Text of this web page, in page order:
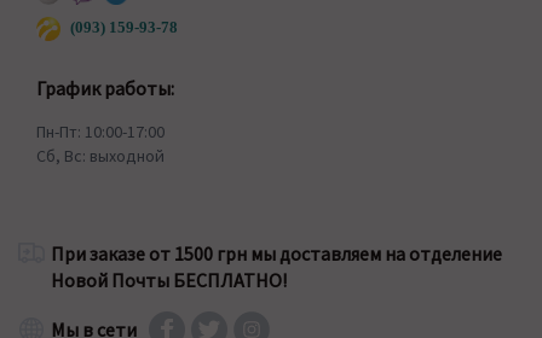
(093) 159-93-78
График работы:
Пн-Пт: 10:00-17:00
Сб, Вс: выходной
При заказе от 1500 грн мы доставляем на отделение
Новой Почты БЕСПЛАТНО!
Мы в сети